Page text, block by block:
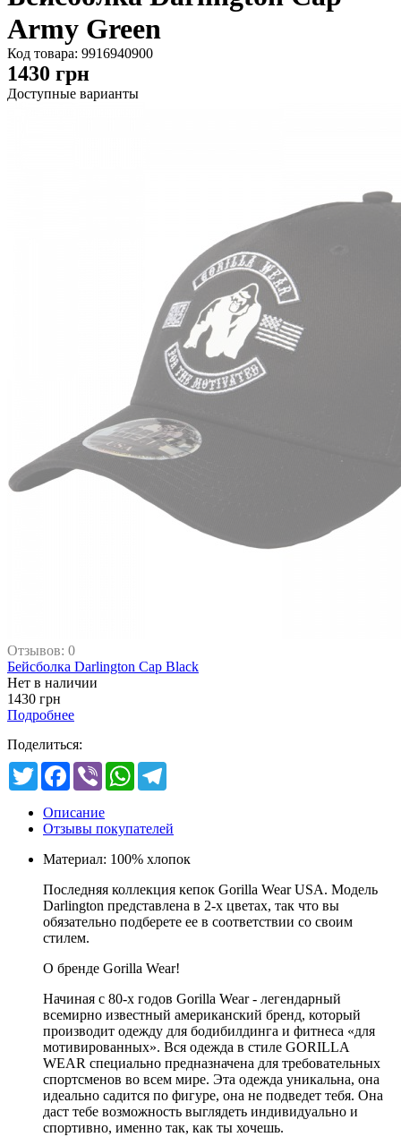
Army Green
Код товара: 9916940900
1430 грн
Доступные варианты
Отзывов: 0
Бейсболка Darlington Cap Black
Нет в наличии
1430 грн
Подробнее
Поделиться:
TwitterFacebook
Viber WhatsApp
Описание
Отзывы покупателей
Материал: 100% хлопок
Последняя коллекция кепок Gorilla Wear USA. Модель
Darlington представлена в 2-х цветах, так что вы
обязательно подберете ее в соответствии со своим
стилем.
О бренде Gorilla Wear!
Начиная с 80-х годов Gorilla Wear - легендарный
всемирно известный американский бренд, который
производит одежду для бодибилдинга и фитнеса «для
мотивированных». Вся одежда в стиле GORILLA
WEAR специально предназначена для требовательных
спортсменов во всем мире. Эта одежда уникальна, она
идеально садится по фигуре, она не подведет тебя. Она
даст тебе возможность выглядеть индивидуально и
спортивно, именно так, как ты хочешь.